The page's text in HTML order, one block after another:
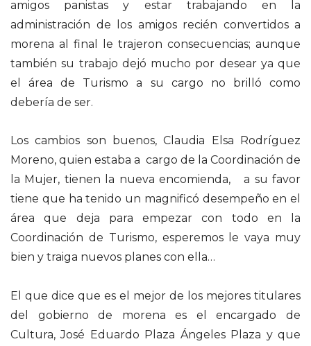
amigos panistas y estar trabajando en la
administración de los amigos recién convertidos a
morena al final le trajeron consecuencias; aunque
también su trabajo dejó mucho por desear ya que
el área de Turismo a su cargo no brilló como
debería de ser.
Los cambios son buenos, Claudia Elsa Rodríguez
Moreno, quien estaba a cargo de la Coordinación de
la Mujer, tienen la nueva encomienda, a su favor
tiene que ha tenido un magnificó desempeño en el
área que deja para empezar con todo en la
Coordinación de Turismo, esperemos le vaya muy
bien y traiga nuevos planes con ella…
El que dice que es el mejor de los mejores titulares
del gobierno de morena es el encargado de
Cultura, José Eduardo Plaza Ángeles Plaza y que